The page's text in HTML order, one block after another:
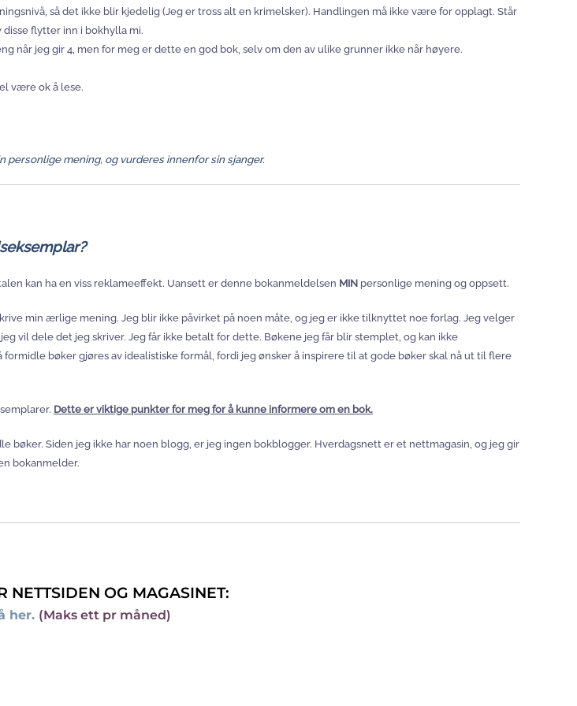
så det ikke blir kjedelig (Jeg er tross alt en krimelsker). Handlingen må ikke være for opplagt. Står
flytter inn i bokhylla mi.
når jeg gir 4, men for meg er dette en god bok, selv om den av ulike grunner ikke når høyere.
være ok å lese.
personlige mening, og vurderes innenfor sin sjanger.
kan ha en viss reklameeffekt. Uansett er denne bokanmeldelsen MIN personlige mening og oppsett.
min ærlige mening. Jeg blir ikke påvirket på noen måte, og jeg er ikke tilknyttet noe forlag. Jeg velger
vil dele det jeg skriver. Jeg får ikke betalt for dette. Bøkene jeg får blir stemplet, og kan ikke
bøker gjøres av idealistiske formål, fordi jeg ønsker å inspirere til at gode bøker skal nå ut til flere
Dette er viktige punkter for meg for å kunne informere om en bok.
Siden jeg ikke har noen blogg, er jeg ingen bokblogger. Hverdagsnett er et nettmagasin, og jeg gir
bokanmelder.
NETTSIDEN OG MAGASINET:
her. (Maks ett pr måned)